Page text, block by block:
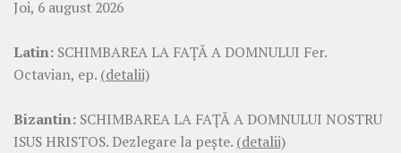
Joi, 6 august 2026
Latin: SCHIMBAREA LA FAŢĂ A DOMNULUI Fer.
Octavian, ep. (detalii)
Bizantin: SCHIMBAREA LA FAŢĂ A DOMNULUI NOSTRU
ISUS HRISTOS. Dezlegare la pește. (detalii)